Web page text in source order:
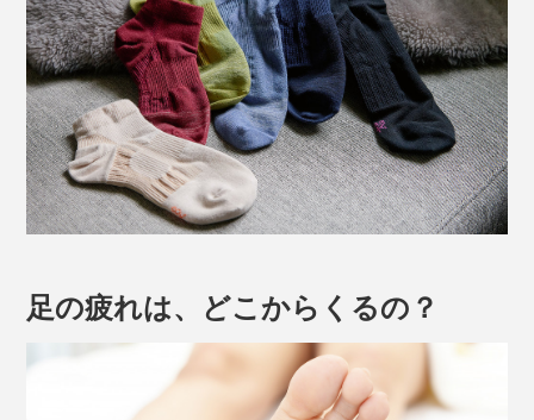
足の疲れは、どこからくるの？